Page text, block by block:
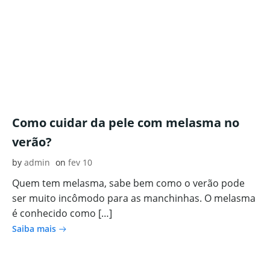
Como cuidar da pele com melasma no
verão?
by admin on fev 10
Quem tem melasma, sabe bem como o verão pode
ser muito incômodo para as manchinhas. O melasma
é conhecido como […]
Saiba mais